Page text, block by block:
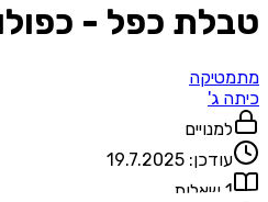
טבלת כפל -
מתמטיקה
כיתה ג'
למנויים
עודכן: 19.7.2025
1 שאלות